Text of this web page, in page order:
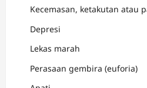
Kecemasan, ketakutan atau
Depresi
Lekas ​​marah
Perasaan gembira (euforia)